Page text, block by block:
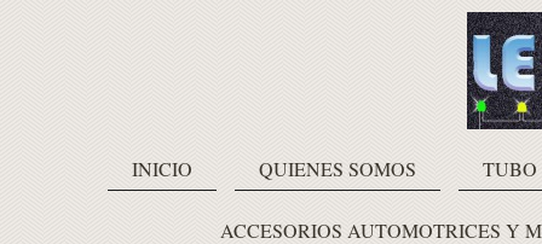
INICIO QUIENES SOMOS TUBO
ACCESORIOS AUTOMOTRICES Y